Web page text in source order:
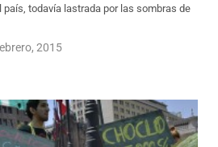
todavía lastrada por las sombras de
2015